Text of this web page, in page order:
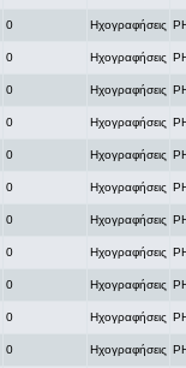
0 Ηχογραφήσεις
0 Ηχογραφήσεις
0 Ηχογραφήσεις
0 Ηχογραφήσεις
0 Ηχογραφήσεις
0 Ηχογραφήσεις
0 Ηχογραφήσεις
0 Ηχογραφήσεις
0 Ηχογραφήσεις
0 Ηχογραφήσεις
0 Ηχογραφήσεις